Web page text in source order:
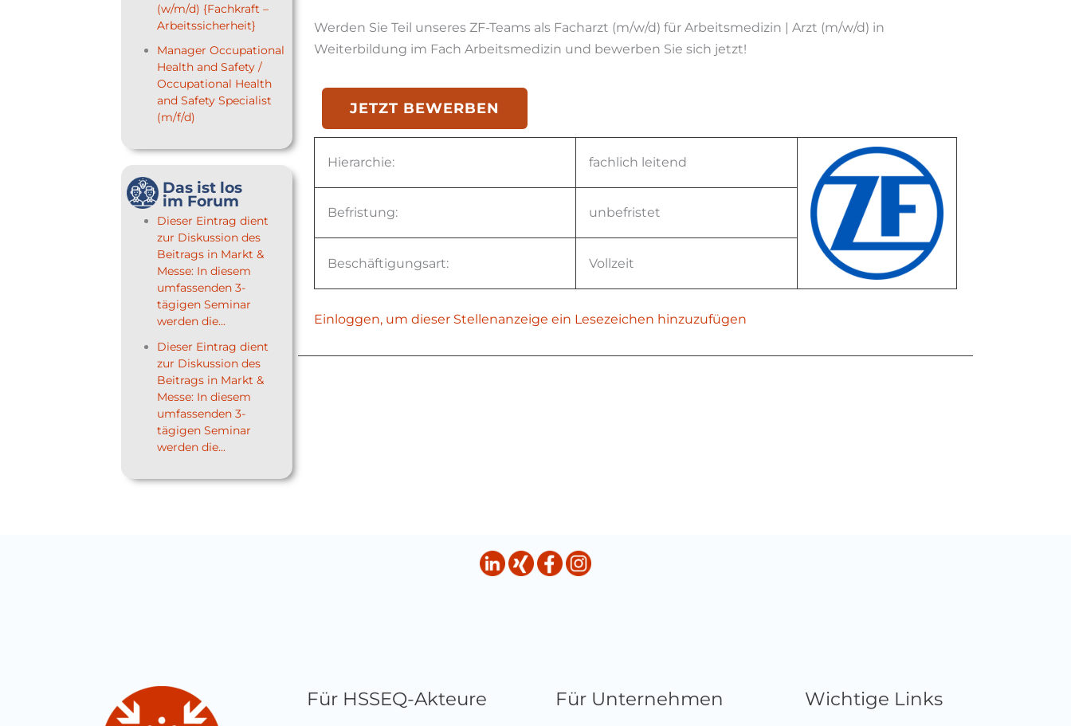
(w/m/d) {Fachkraft –
Arbeitssicherheit}
Manager Occupational
Health and Safety /
Occupational Health
and Safety Specialist
(m/f/d)
Das ist los
im Forum
Dieser Eintrag dient
zur Diskussion des
Beitrags in Markt &
Messe: In diesem
umfassenden 3-
tägigen Seminar
werden die...
Dieser Eintrag dient
zur Diskussion des
Beitrags in Markt &
Messe: In diesem
umfassenden 3-
tägigen Seminar
werden die...
Werden Sie Teil unseres ZF-Teams als Facharzt (m/w/d) für Arbeitsmedizin | Arzt (m/w/d) in
Weiterbildung im Fach Arbeitsmedizin und bewerben Sie sich jetzt!
JETZT BEWERBEN
Hierarchie: fachlich leitend
Befristung: unbefristet
Beschäftigungsart: Vollzeit
Einloggen, um dieser Stellenanzeige ein Lesezeichen hinzuzufügen
Für HSSEQ-Akteure Für Unternehmen Wichtige Links